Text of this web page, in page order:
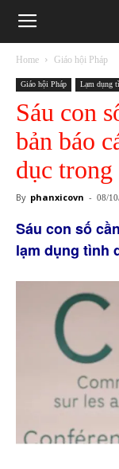
Phanxicô
Home Giáo hội Pháp
Giáo hội Pháp Lạm dụng
Sáu con
bản báo
dục
By phanxicovn - 08/
Sáu con số
lạm dụng tình